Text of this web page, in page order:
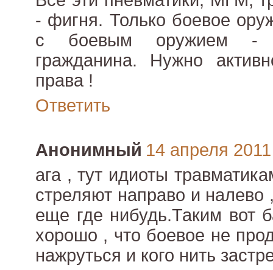
- фигня. Только боевое
с боевым оружием -
гражданина. Нужно
права !
Ответить
Анонимный 14 апреля 2011
ага , тут идиоты
стреляют направо и налево
еще где нибудь.Таким вот
хорошо , что боевое не
нажруться и кого нить